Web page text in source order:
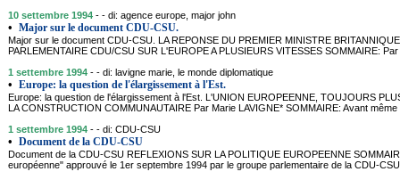
10 settembre 1994 - - di: agence europe, major john
• Major sur le document CDU-CSU.
Major sur le document CDU-CSU. LA REPONSE DU PREMIER MINISTRE
PARLEMENTAIRE CDU/CSU SUR L'EUROPE A PLUSIEURS VITESSES SOMMAIRE:
1 settembre 1994 - - di: lavigne marie, le monde diplomatique
• Europe: la question de l'élargissement à l'Est.
Europe: la question de l'élargissement à l'Est. L'UNION EUROPEENNE, TOUJOURS
LA CONSTRUCTION COMMUNAUTAIRE Par Marie LAVIGNE* SOMMAIRE: Avant
1 settembre 1994 - - di: CDU-CSU
• Document de la CDU-CSU
Document de la CDU-CSU REFLEXIONS SUR LA POLITIQUE EUROPEENNE
européenne" approuvé le 1er septembre 1994 par le groupe parlementaire de la CDU-